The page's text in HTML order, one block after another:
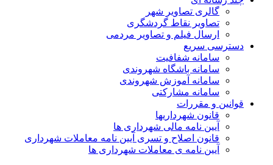
گالری تصاویر شهر
تصاویر نقاط گردشگری
ارسال فیلم و تصاویر مردمی
دسترسی سریع
سامانه شفافیت
سامانه باشگاه شهروندی
سامانه آموزش شهروندی
سامانه مشارکتی
قوانین و مقررات
قانون شهرداریها
آیین نامه مالی شهرداری ها
قانون اصلاح و تسری آیین نامه معاملات شهرداری
آیین نامه ی معاملات شهرداری ها